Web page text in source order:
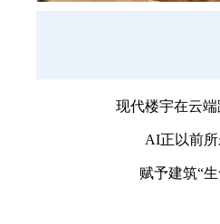
现代楼宇在云
AI正以前
赋予建筑“